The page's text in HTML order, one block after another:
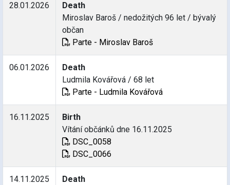
28.01.2026
Death
Miroslav Baroš / nedožitých 96 let / bývalý
občan
Parte - Miroslav Baroš
06.01.2026
Death
Ludmila Kovářová / 68 let
Parte - Ludmila Kovářová
16.11.2025
Birth
Vítání občánků dne 16.11.2025
DSC_0058
DSC_0066
14.11.2025
Death